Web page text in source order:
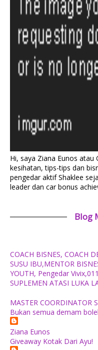
Hi, saya Ziana Eunos atau
kesihatan, tips-tips dan
pengedar aktif Shaklee
leader dan car bonus
Blog
COACH BISNES, COACH
SUSU IBU,MENTOR
YOUTH, Pengedar
SUPLEMEN ATASI LUKA
MASTER COORDINATOR
Bukan semua demam
Ziana Eunos
Giveaway Kotak Dari Ayu!